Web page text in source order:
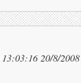
20/8/2008 13:03:16